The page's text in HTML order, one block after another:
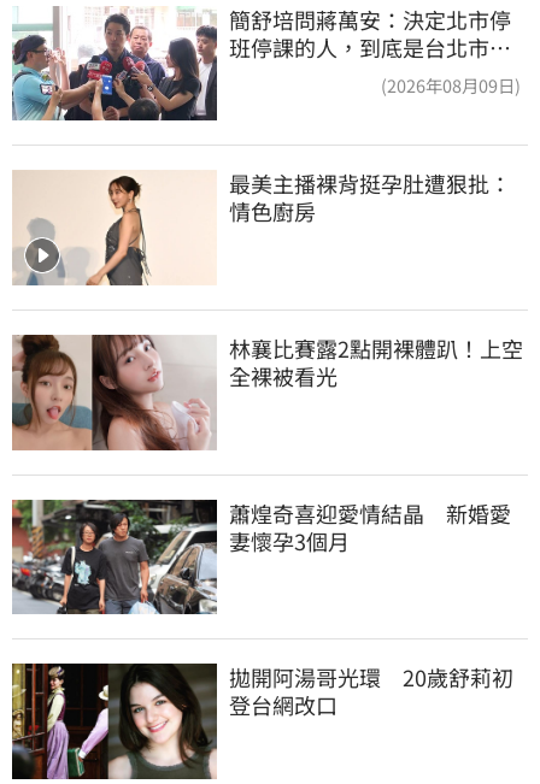
簡舒培問蔣萬安：決定北市停
班停課的人，到底是台北市
長，還是氣象署？(2026年08月09日)
最美主播裸背挺孕肚遭狠批：
情色廚房
林襄比賽露2點開裸體趴！上空
全裸被看光
蕭煌奇喜迎愛情結晶　新婚愛
妻懷孕3個月
拋開阿湯哥光環　20歲舒莉初
登台網改口